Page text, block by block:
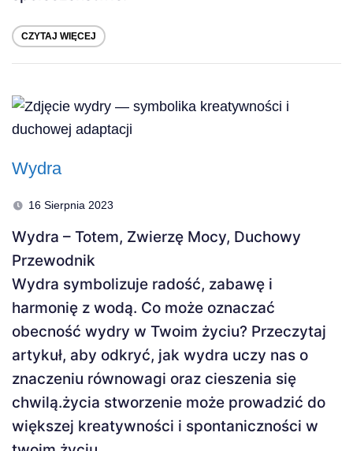
CZYTAJ WIĘCEJ
Wydra
16 Sierpnia 2023
Wydra – Totem, Zwierzę Mocy, Duchowy
Przewodnik
Wydra symbolizuje radość, zabawę i
harmonię z wodą. Co może oznaczać
obecność wydry w Twoim życiu? Przeczytaj
artykuł, aby odkryć, jak wydra uczy nas o
znaczeniu równowagi oraz cieszenia się
chwilą.życia stworzenie może prowadzić do
większej kreatywności i spontaniczności w